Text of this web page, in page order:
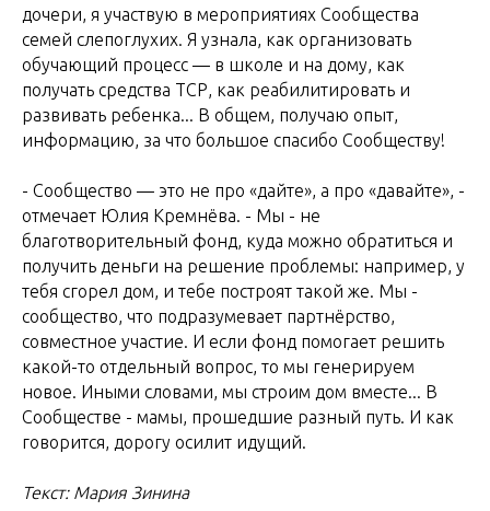
дочери, я участвую в мероприятиях Сообщества
семей слепоглухих. Я узнала, как организовать
обучающий процесс — в школе и на дому, как
получать средства ТСР, как реабилитировать и
развивать ребенка... В общем, получаю опыт,
информацию, за что большое спасибо Сообществу!
- Сообщество — это не про «дайте», а про «давайте», -
отмечает Юлия Кремнёва. - Мы - не
благотворительный фонд, куда можно обратиться и
получить деньги на решение проблемы: например, у
тебя сгорел дом, и тебе построят такой же. Мы -
сообщество, что подразумевает партнёрство,
совместное участие. И если фонд помогает решить
какой-то отдельный вопрос, то мы генерируем
новое. Иными словами, мы строим дом вместе... В
Сообществе - мамы, прошедшие разный путь. И как
говорится, дорогу осилит идущий.
Текст: Мария Зинина